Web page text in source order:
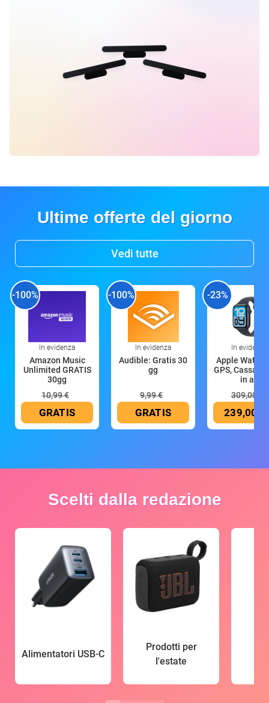
Ultime offerte del giorno
Vedi tutte
-100%
In evidenza
Amazon Music
Unlimited GRATIS
30gg
10,99 €
GRATIS
-100%
In evidenza
Audible: Gratis 30
gg
9,99 €
GRATIS
-23%
In evidenza
Apple Watch
GPS, Cassa
in all
309,00 €
239,00 €
Scelti dalla redazione
Alimentatori USB-C
Prodotti per
l'estate